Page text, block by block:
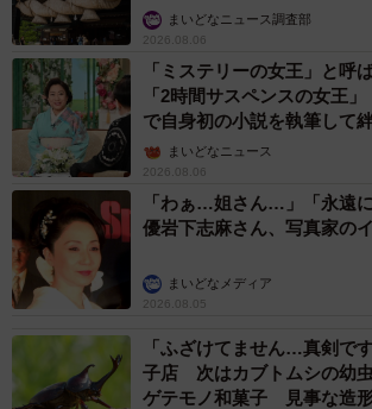
まいどなニュース調査部
2026.08.06
「ミステリーの女王」と呼
「2時間サスペンスの女王
で自身初の小説を執筆して
屋】まいどなニュース
2026.08.06
「わぁ…姐さん…」「永遠
優岩下志麻さん、写真家の
まいどなメディア
2026.08.05
「ふざけてません…真剣で
子店 次はカブトムシの幼
ゲテモノ和菓子 見事な造